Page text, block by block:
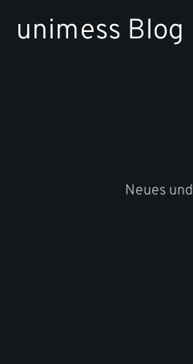
Inhaltunimess Blog
Neues